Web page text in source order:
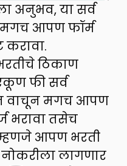
अनुभव, या सर्व
मगच आपण फॉर्म
ठिकाण
फी सर्व
वाचून मगच आपण
भरावा तसेच
आपण भरती
लागणार